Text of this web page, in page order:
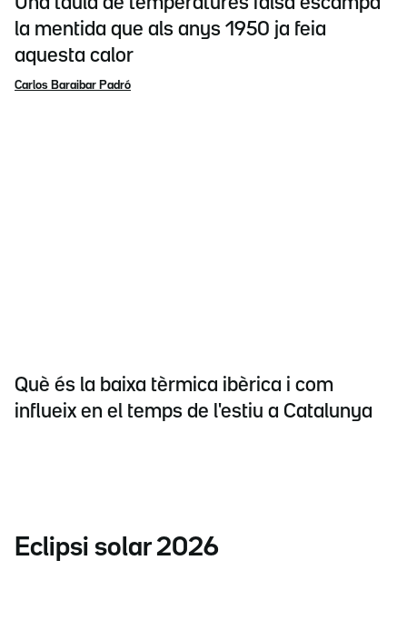
Una taula de temperatures falsa escampa
la mentida que als anys 1950 ja feia
aquesta calor
Carlos Baraibar Padró
Què és la baixa tèrmica ibèrica i com
influeix en el temps de l'estiu a Catalunya
Eclipsi solar 2026